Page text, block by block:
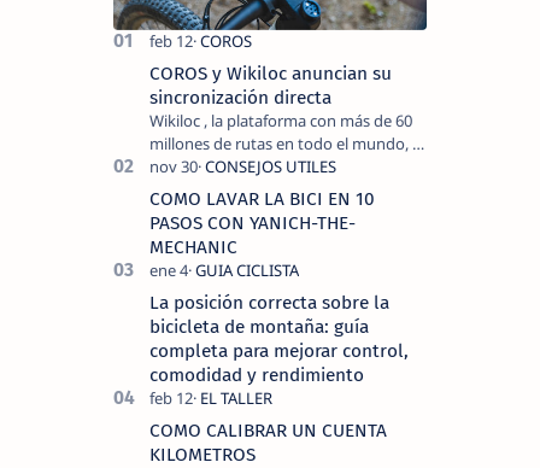
COROS y Wikiloc anuncian su
sincronización directa
Wikiloc , la plataforma con más de 60
millones de rutas en todo el mundo, y
COROS , marca de dispositivos GPS
reconocida mundialmente por su
tecnolo…
COMO LAVAR LA BICI EN 10
PASOS CON YANICH-THE-
MECHANIC
La posición correcta sobre la
bicicleta de montaña: guía
completa para mejorar control,
comodidad y rendimiento
COMO CALIBRAR UN CUENTA
KILOMETROS